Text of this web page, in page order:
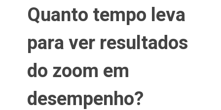
Quanto tempo leva
para ver resultados
do zoom em
desempenho?